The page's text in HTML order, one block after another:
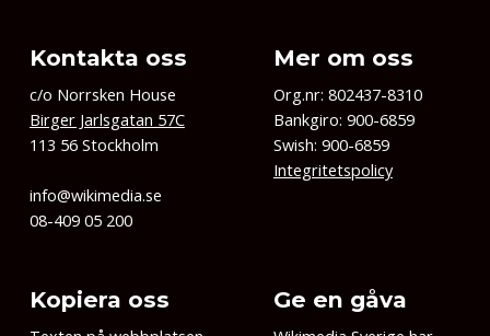
Kontakta oss
c/o Norrsken House
Birger Jarlsgatan 57C
113 56 Stockholm
info@wikimedia.se
08-409 05 200
Mer om oss
Org.nr: 802437-8310
Bankgiro: 900-6859
Swish: 900-6859
Integritetspolicy
Kopiera oss Ge en gåva